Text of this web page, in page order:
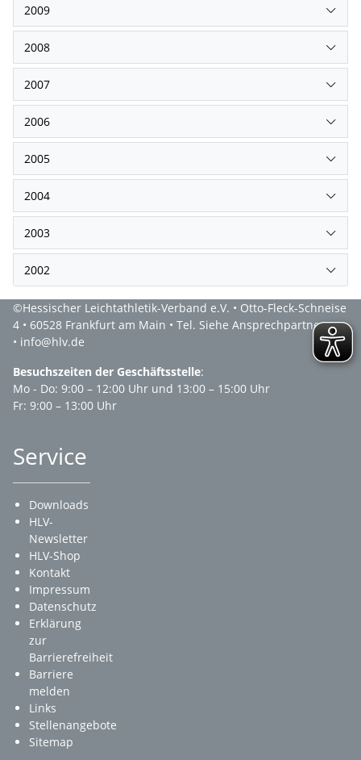
2009
2008
2007
2006
2005
2004
2003
2002
©Hessischer Leichtathletik-Verband e.V. • Otto-Fleck-Schneise
4 • 60528 Frankfurt am Main • Tel. Siehe Ansprechpartner
• info@hlv.de
Besuchszeiten der Geschäftsstelle:
Mo - Do: 9:00 – 12:00 Uhr und 13:00 – 15:00 Uhr
Fr: 9:00 – 13:00 Uhr
Service
Downloads
HLV-
Newsletter
HLV-Shop
Kontakt
Impressum
Datenschutz
Erklärung
zur
Barrierefreiheit
Barriere
melden
Links
Stellenangebote
Sitemap